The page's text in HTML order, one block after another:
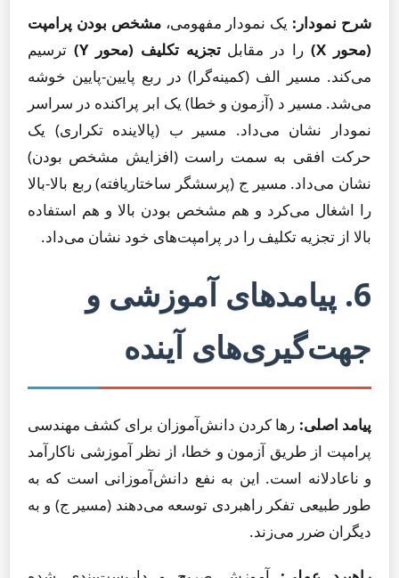
شرح نمودار: یک نمودار مفهومی،مشخص بودن پرامپت
(محور X)
را در مقابلتجزیه تکلیف (محور Y)
ترسیم
می‌کند. مسیر الف (کمینه‌گرا) در ربع پایین-پایین خوشه
می‌شد. مسیر د (آزمون و خطا) یک ابر پراکنده در سراسر
نمودار نشان می‌داد. مسیر ب (پالاینده تکراری) یک
حرکت افقی به سمت راست (افزایش مشخص بودن)
نشان می‌داد. مسیر ج (پرسشگر ساختاریافته) ربع بالا-بالا
را اشغال می‌کرد و هم مشخص بودن بالا و هم استفاده
بالا از تجزیه تکلیف را در پرامپت‌های خود نشان می‌داد.
6. پیامدهای آموزشی و
جهت‌گیری‌های آینده
پیامد اصلی: رها کردن دانش‌آموزان برای کشف مهندسی
پرامپت از طریق آزمون و خطا، از نظر آموزشی ناکارآمد
و ناعادلانه است. این به نفع دانش‌آموزانی است که به
طور طبیعی تفکر راهبردی توسعه می‌دهند (مسیر ج) و به
دیگران ضرر می‌زند.